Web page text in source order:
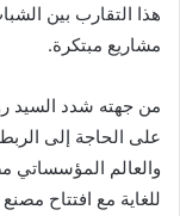
هذا التقارب بين
مشاريع مبتكرة.
من جهته شدد السيد
على الحاجة إلى
والعالم المؤسساتي
للغاية مع افتتاح